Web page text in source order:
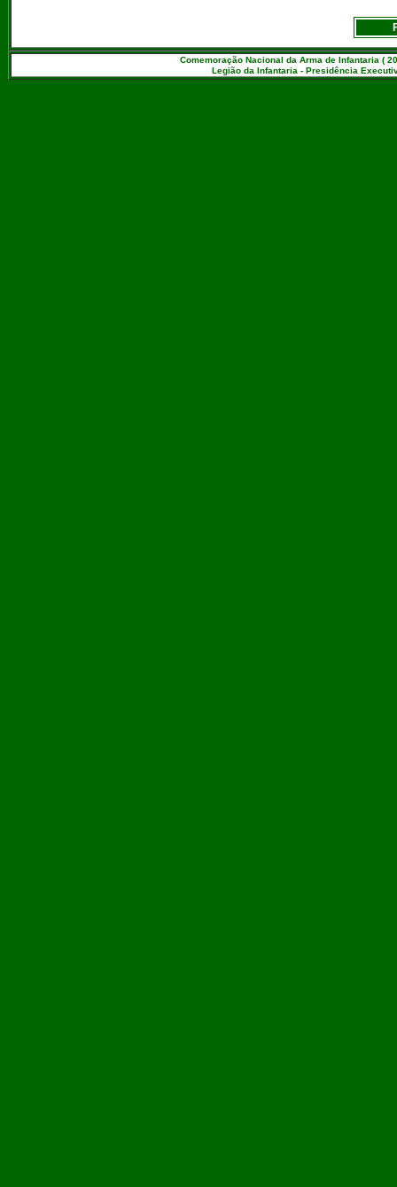
Comemoração Nacional da Arma de Infantaria (
Legião da Infantaria - Presidência